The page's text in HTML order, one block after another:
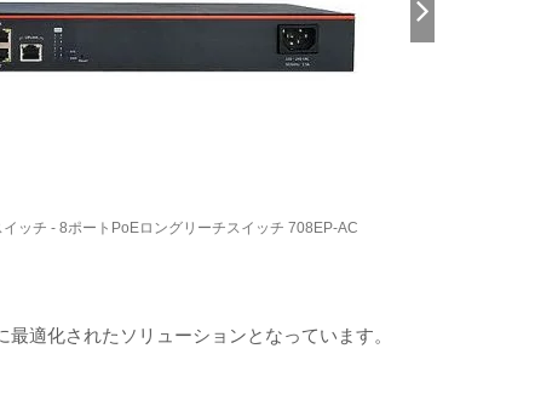
ッチ - 8ポートPoEロングリーチスイッチ 708EP-AC
適化されたソリューションとなっています。